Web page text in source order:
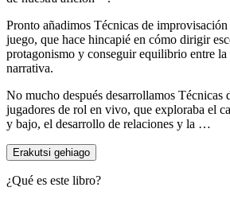
Pronto añadimos Técnicas de
juego, que hace hincapié en cómo dirigir
protagonismo y conseguir equilibrio entre
narrativa.
No mucho después desarrollamos Técnicas
jugadores de rol en vivo, que exploraba el
y bajo, el desarrollo de relaciones y la …
Erakutsi gehiago
¿Qué es este libro?